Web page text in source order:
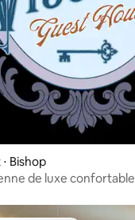
Bishop
de luxe confortable